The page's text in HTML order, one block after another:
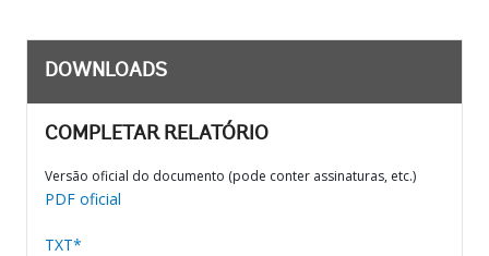
DOWNLOADS
COMPLETAR RELATÓRIO
Versão oficial do documento (pode conter assinaturas, etc.)
PDF oficial
TXT*